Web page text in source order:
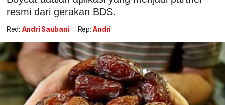
resmi dari gerakan BDS.
Red: Andri Saubani Rep: Andri